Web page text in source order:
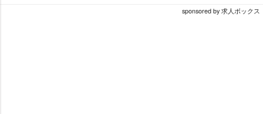
sponsored by 求人ボックス